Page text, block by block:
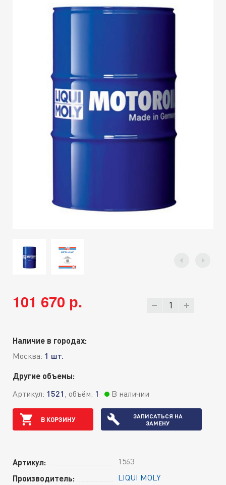
101 670 р.
Наличие в городах:
Москва: 1 шт.
Другие объемы:
Артикул: 1521 , объём: 1 В наличии
В КОРЗИНУ
ЗАПИСАТЬСЯ НА
ЗАМЕНУ
Артикул: 1563
Производитель: LIQUI MOLY